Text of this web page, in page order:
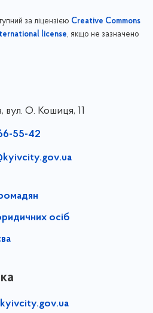
за ліцензією Creative Commons
license, якщо не зазначено
вул. О. Кошиця, 11
55-42
осіб